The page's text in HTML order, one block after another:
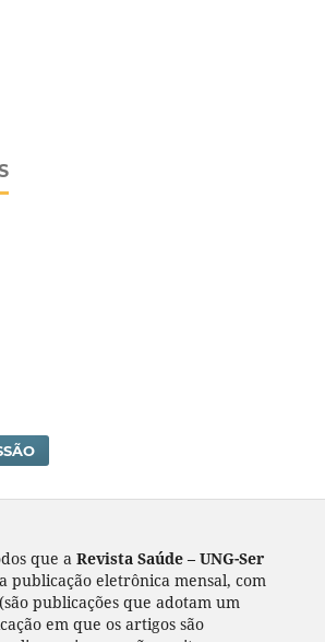
que a Revista Saúde – UNG-Ser
publicação eletrônica mensal, com
(são publicações que adotam um
em que os artigos são